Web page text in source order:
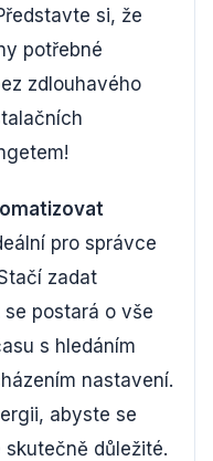
si, že
potřebné
zdlouhavého
pro správce
zadat
postará o vše
s hledáním
nastavení.
abyste se
důležité.